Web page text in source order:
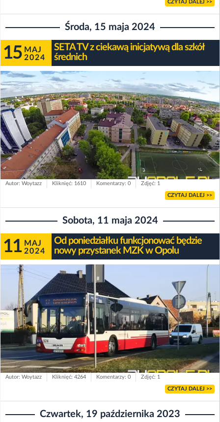
CZYTAJ DALEJ >>
Środa, 15 maja 2024
15 MAJ
2024
SETA TV z ciekawą inicjatywą dla szkół
średnich
Autor: Woytazz Kliknięć: 1610 Komentarzy: 0 Zdjęć: 1
CZYTAJ DALEJ >>
Sobota, 11 maja 2024
11 MAJ
2024
Od poniedziałku funkcjonować będzie
nowy przystanek MZK w Opolu
Autor: Woytazz Kliknięć: 4264 Komentarzy: 0 Zdjęć: 1
CZYTAJ DALEJ >>
Czwartek, 19 października 2023